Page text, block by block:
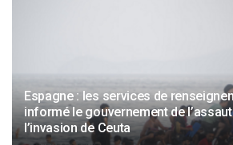
Espagne : les services de
informé le gouvernement de
l’invasion de Ceuta